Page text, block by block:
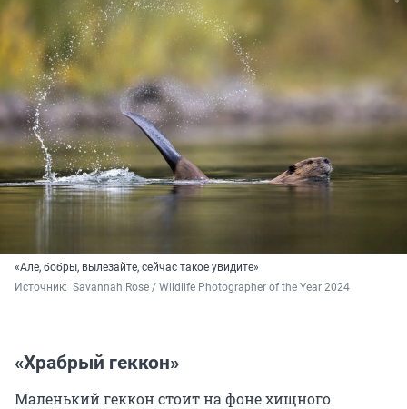
«Але, бобры, вылезайте, сейчас такое увидите»
Источник: Savannah Rose / Wildlife Photographer of the Year 2024
«Храбрый геккон»
Маленький геккон стоит на фоне хищного